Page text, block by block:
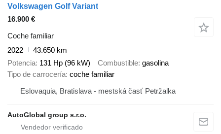
Volkswagen Golf Variant
16.900 €
Coche familiar
2022
43.650 km
Potencia 131 Hp (96 kW) Combustible gasolina
Tipo de carrocería coche familiar
Eslovaquia, Bratislava - mestská časť Petržalka
AutoGlobal group s.r.o.